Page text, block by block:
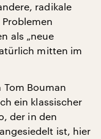
radikale
als „neue
mitten im
Tom Bouman
ein klassischer
der in den
ist, hier